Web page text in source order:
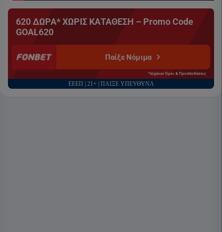
620 ΔΩΡΑ* ΧΩΡΙΣ ΚΑΤΑΘΕΣΗ – Promo Code
GOAL620
Παίξε Νόμιμα
*Ισχύουν Όροι & Προϋποθέσεις
ΕΕΕΠ | 21+ | ΠΑΙΞΕ ΥΠΕΥΘΥΝΑ